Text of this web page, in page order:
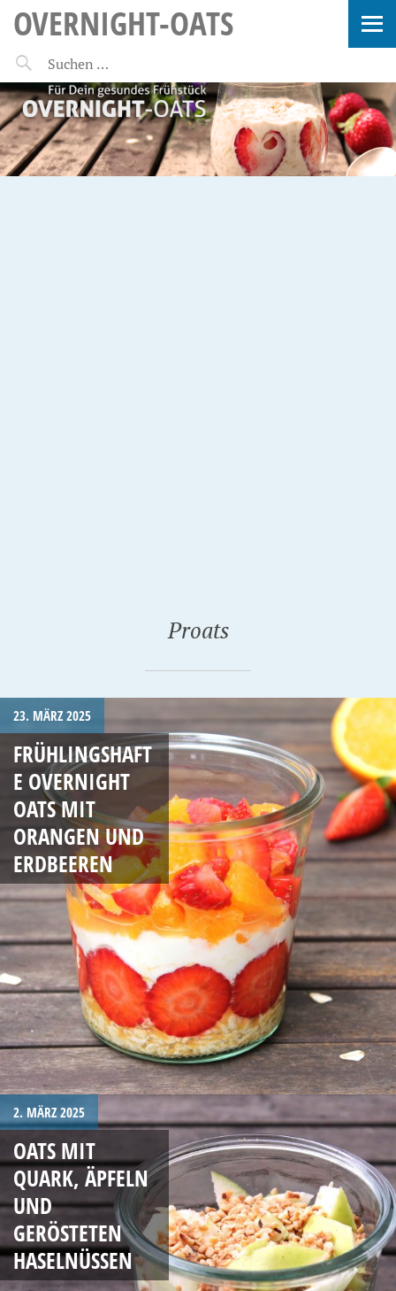
OVERNIGHT-OATS
Proats
23. MÄRZ 2025
FRÜHLINGSHAFT
E OVERNIGHT
OATS MIT
ORANGEN UND
ERDBEEREN
2. MÄRZ 2025
OATS MIT
QUARK, ÄPFELN
UND
GERÖSTETEN
HASELNÜSSEN